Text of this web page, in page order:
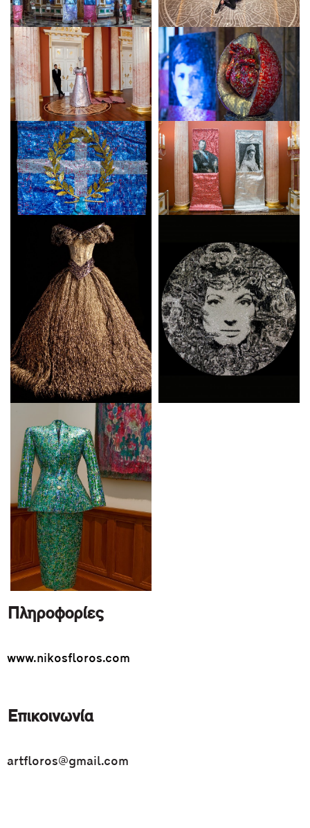
Πληροφορίες
www.nikosfloros.com
Επικοινωνία
artfloros@gmail.com